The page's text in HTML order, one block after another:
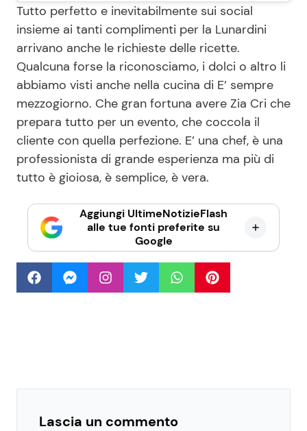
Tutto perfetto e inevitabilmente sui social
insieme ai tanti complimenti per la Lunardini
arrivano anche le richieste delle ricette.
Qualcuna forse la riconosciamo, i dolci o altro li
abbiamo visti anche nella cucina di E’ sempre
mezzogiorno. Che gran fortuna avere Zia Cri che
prepara tutto per un evento, che coccola il
cliente con quella perfezione. E’ una chef, è una
professionista di grande esperienza ma più di
tutto è gioiosa, è semplice, è vera.
Aggiungi UltimeNotizieFlash
alle tue fonti preferite su
Google
Lascia un commento